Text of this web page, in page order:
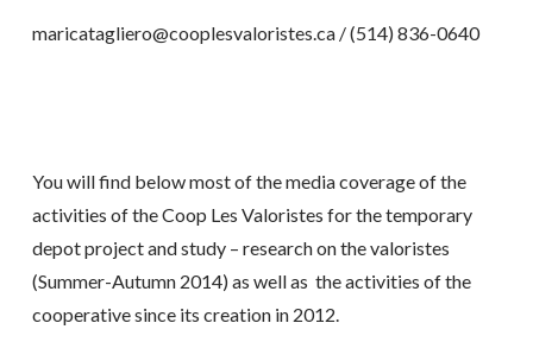
maricatagliero@cooplesvaloristes.ca / (514) 836-0640
You will find below most of the media coverage of the
activities of the Coop Les Valoristes for the temporary
depot project and study – research on the valoristes
(Summer-Autumn 2014) as well as the activities of the
cooperative since its creation in 2012.